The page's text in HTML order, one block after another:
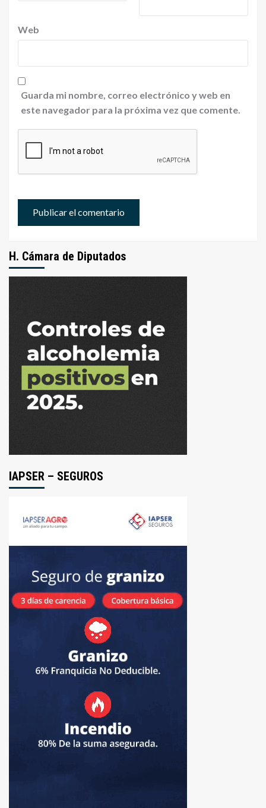
Web
Guarda mi nombre, correo electrónico y web en
este navegador para la próxima vez que comente.
H. Cámara de Diputados
IAPSER – SEGUROS